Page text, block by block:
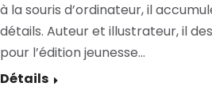
à la souris d’ordinateur, il
détails. Auteur et illustrateur, il
pour l’édition jeunesse…
Détails